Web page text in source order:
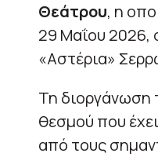
Θεάτρου, η
29 Μαΐου 2026,
«Αστέρια»
Τη διοργάνωση
θεσμού που
από τους